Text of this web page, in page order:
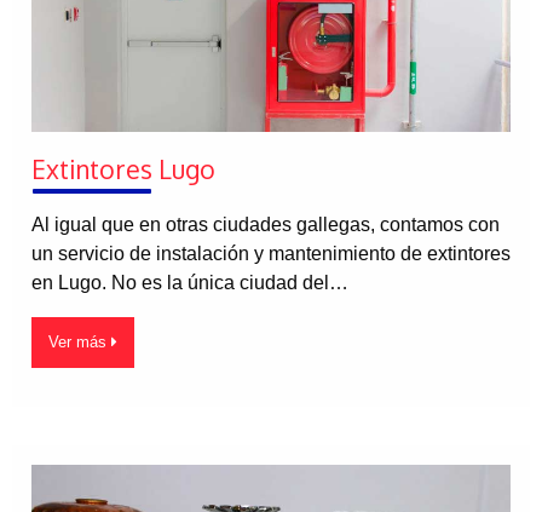
Extintores Lugo
Al igual que en otras ciudades gallegas, contamos con
un servicio de instalación y mantenimiento de extintores
en Lugo. No es la única ciudad del…
Ver más